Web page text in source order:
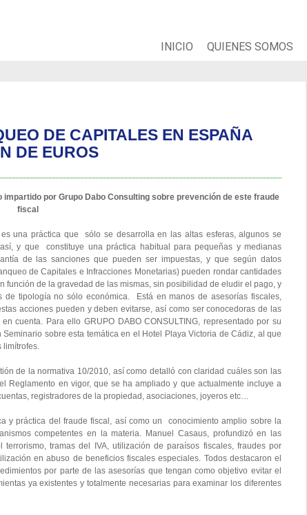
QUIENES SOMOS
INICIO
DE CAPITALES EN ESPAÑA
DE EUROS
por Grupo Dabo Consulting sobre prevención de este fraude
fiscal
una práctica que sólo se desarrolla en las altas esferas, algunos se
y que constituye una práctica habitual para pequeñas y medianas
de las sanciones que pueden ser impuestas, y que según datos
de Capitales e Infracciones Monetarias) pueden rondar cantidades
de la gravedad de las mismas, sin posibilidad de eludir el pago, y
tipología no sólo económica. Está en manos de asesorías fiscales,
acciones pueden y deben evitarse, así como ser conocedoras de las
cuenta. Para ello GRUPO DABO CONSULTING, representado por su
sobre esta temática en el Hotel Playa Victoria de Cádiz, al que
limítrofes.
de la normativa 10/2010, así como detalló con claridad cuáles son las
Reglamento en vigor, que se ha ampliado y que actualmente incluye a
registradores de la propiedad, asociaciones, joyeros etc…
y práctica del fraude fiscal, así como un conocimiento amplio sobre la
competentes en la materia. Manuel Casaus, profundizó en las
tramas del IVA, utilización de paraísos fiscales, fraudes por
en abuso de beneficios fiscales especiales. Todos destacaron el
por parte de las asesorías que tengan como objetivo evitar el
ya existentes y totalmente necesarias para examinar los diferentes